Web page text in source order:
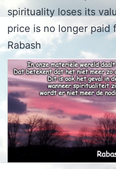
spirituality loses its
price is no longer
Rabash